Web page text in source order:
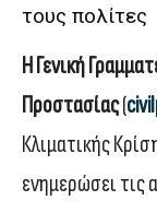
τους πολίτες
Η Γενική
Προστασίας(
Κλιματικής
ενημερώσει τις